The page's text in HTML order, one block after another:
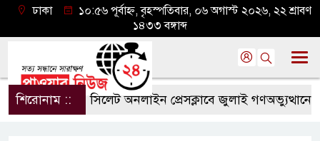
ঢাকা
১০:৫৬ পূর্বাহ্ন, বৃহস্পতিবার, ০৬ অগাস্ট ২০২৬, ২২ শ্রাবণ
১৪৩৩ বঙ্গাব্দ
শিরোনাম :: সিলেট অনলাইন প্রেসক্লাবে জুলাই গণঅভ্যুত্থানের